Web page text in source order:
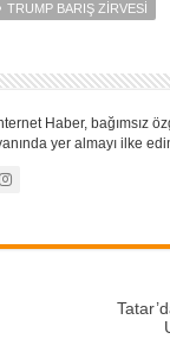
TRUMP BARIŞ ZIRVESI
Haber, bağımsız
yer almayı ilke